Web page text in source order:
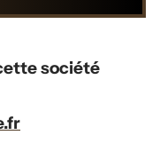
société